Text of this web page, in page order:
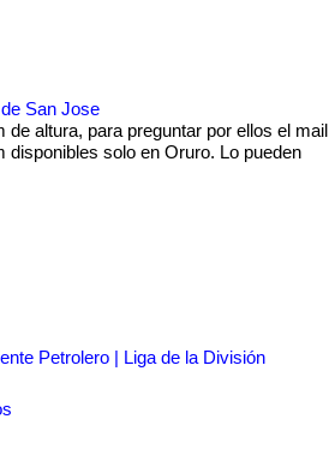
San Jose
de altura, para preguntar por ellos el mail
disponibles solo en Oruro. Lo pueden
Petrolero | Liga de la División